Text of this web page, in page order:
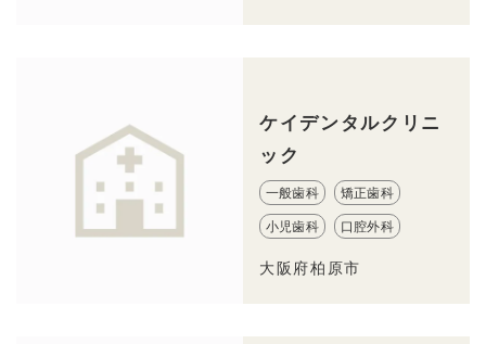
ケイデンタルクリニ
ック
一般歯科 矯正歯科
小児歯科 口腔外科
大阪府柏原市